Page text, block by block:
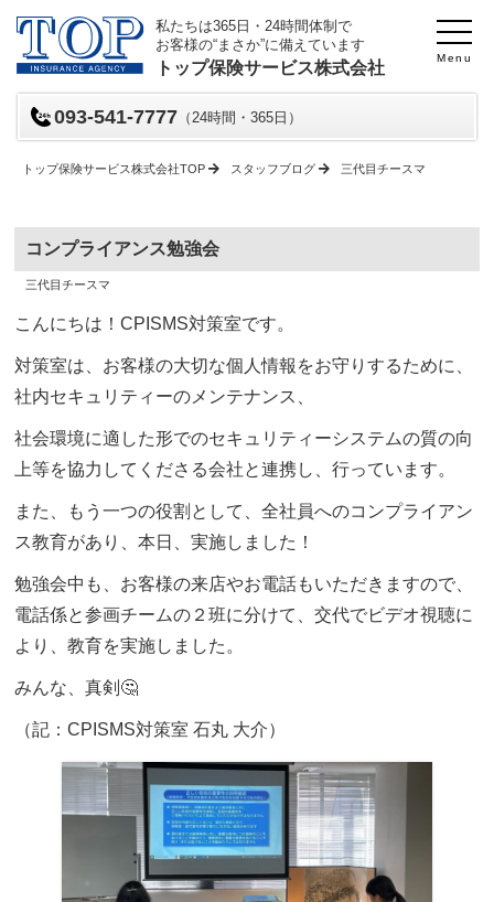
Menu
私たちは365日・24時間体制で
お客様の“まさか”に備えています
トップ保険サービス株式会社
093-541-7777 （24時間・365日）
トップ保険サービス株式会社TOP スタッフブログ 三代目チースマ
コンプライアンス勉強会
投
三代目チースマ
こんにちは！CPISMS対策室です。
対策室は、お客様の大切な個人情報をお守りするために、
社内セキュリティーのメンテナンス、
社会環境に適した形でのセキュリティーシステムの質の向
上等を協力してくださる会社と連携し、行っています。
また、もう一つの役割として、全社員へのコンプライアン
ス教育があり、本日、実施しました！
勉強会中も、お客様の来店やお電話もいただきますので、
電話係と参画チームの２班に分けて、交代でビデオ視聴に
より、教育を実施しました。
みんな、真剣🤔
（記：CPISMS対策室 石丸 大介）